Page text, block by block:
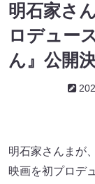
明石家さ
ロデュー
ん』公開
明石家さんまが
映画を初プロデ